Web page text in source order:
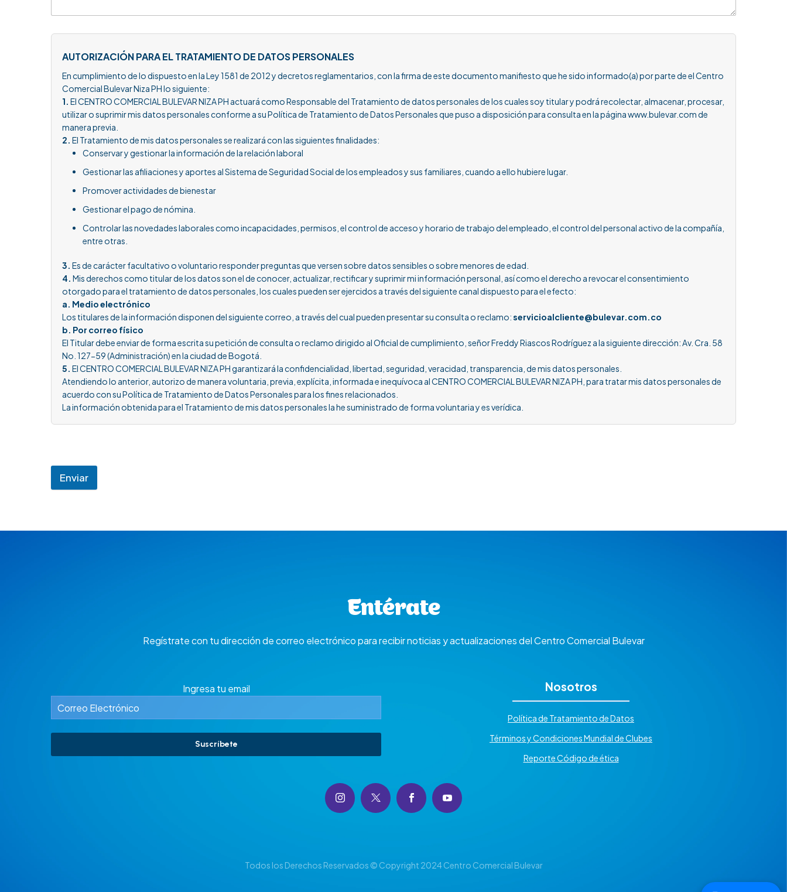
AUTORIZACIÓN PARA EL TRATAMIENTO DE DATOS PERSONALES
En cumplimiento de lo dispuesto en la Ley 1581 de 2012 y decretos reglamentarios, con la firma de este documento manifiesto que he sido informado(a) por parte de el Centro
Comercial Bulevar Niza PH lo siguiente:
1. El CENTRO COMERCIAL BULEVAR NIZA PH actuará como Responsable del Tratamiento de datos personales de los cuales soy titular y podrá recolectar, almacenar, procesar,
utilizar o suprimir mis datos personales conforme a su Política de Tratamiento de Datos Personales que puso a disposición para consulta en la página www.bulevar.com de
manera previa.
2. El Tratamiento de mis datos personales se realizará con las siguientes finalidades:
Conservar y gestionar la información de la relación laboral
Gestionar las afiliaciones y aportes al Sistema de Seguridad Social de los empleados y sus familiares, cuando a ello hubiere lugar.
Promover actividades de bienestar
Gestionar el pago de nómina.
Controlar las novedades laborales como incapacidades, permisos, el control de acceso y horario de trabajo del empleado, el control del personal activo de la compañía,
entre otras.
3. Es de carácter facultativo o voluntario responder preguntas que versen sobre datos sensibles o sobre menores de edad.
4. Mis derechos como titular de los datos son el de conocer, actualizar, rectificar y suprimir mi información personal, así como el derecho a revocar el consentimiento
otorgado para el tratamiento de datos personales, los cuales pueden ser ejercidos a través del siguiente canal dispuesto para el efecto:
a. Medio electrónico
Los titulares de la información disponen del siguiente correo, a través del cual pueden presentar su consulta o reclamo:servicioalcliente@bulevar.com.co
b. Por correo físico
El Titular debe enviar de forma escrita su petición de consulta o reclamo dirigido al Oficial de cumplimiento, señor Freddy Riascos Rodríguez a la siguiente dirección: Av. Cra. 58
No. 127-59 (Administración) en la ciudad de Bogotá.
5. El CENTRO COMERCIAL BULEVAR NIZA PH garantizará la confidencialidad, libertad, seguridad, veracidad, transparencia, de mis datos personales.
Atendiendo lo anterior, autorizo de manera voluntaria, previa, explícita, informada e inequívoca al CENTRO COMERCIAL BULEVAR NIZA PH, para tratar mis datos personales de
acuerdo con su Política de Tratamiento de Datos Personales para los fines relacionados.
La información obtenida para el Tratamiento de mis datos personales la he suministrado de forma voluntaria y es verídica.
Enviar
Entérate
Regístrate con tu dirección de correo electrónico para recibir noticias y actualizaciones del Centro Comercial Bulevar
Ingresa tu email
Suscríbete
Nosotros
Política de Tratamiento de Datos
Términos y Condiciones Mundial de Clubes
Reporte Código de ética
Todos los Derechos Reservados © Copyright 2024 Centro Comercial Bulevar